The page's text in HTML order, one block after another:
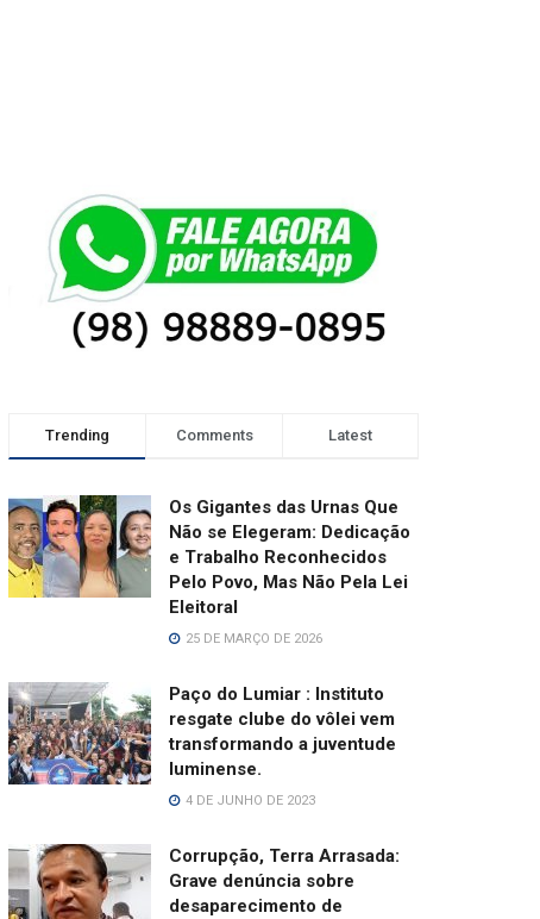
Trending Comments Latest
Os Gigantes das Urnas Que
Não se Elegeram: Dedicação
e Trabalho Reconhecidos
Pelo Povo, Mas Não Pela Lei
Eleitoral
25 DE MARÇO DE 2026
Paço do Lumiar : Instituto
resgate clube do vôlei vem
transformando a juventude
luminense.
4 DE JUNHO DE 2023
Corrupção, Terra Arrasada:
Grave denúncia sobre
desaparecimento de